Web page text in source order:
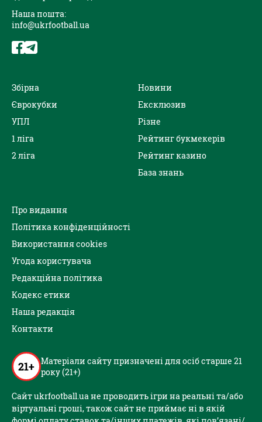
Наша пошта:
info@ukrfootball.ua
Збірна
Єврокубки
УПЛ
1 ліга
2 ліга
Новини
Ексклюзив
Різне
Рейтинг букмекерів
Рейтинг казино
База знань
Про видання
Політика конфіденційності
Використання cookies
Угода користувача
Редакційна політика
Кодекс етики
Наша редакція
Контакти
21+ Матеріали сайту призначені для осіб старше 21
року (21+)
Сайт ukrfootball.ua не проводить ігри на реальні та/або
віртуальні гроші, також сайт не приймає ні в якій